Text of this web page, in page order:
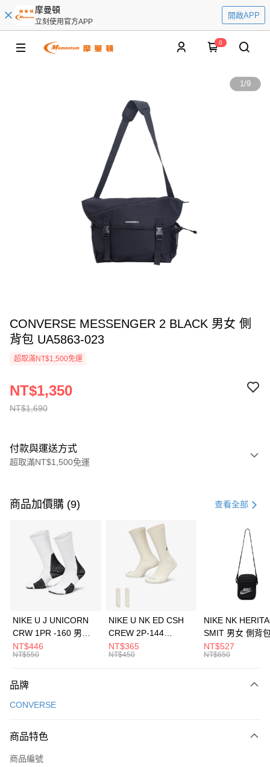
摩曼頓
立刻使用官方APP
開啟APP
0
1/9
CONVERSE MESSENGER 2 BLACK 男女 側
背包 UA5863-023
超取滿NT$1,500免運
NT$1,690
NT$1,350
付款與運送方式
超取滿NT$1,500免運
信用卡一次付款
3 期 0 利率 每期 21家銀行
合作金庫商業銀行
第一商業銀行
華南商業銀行
彰化商業銀行
上海商業儲蓄銀行
元大商業銀行
台灣樂天信用卡公司
Apple Pay
全盈+PAY
AFTEE先享後付
【關於「AFTEE先享後付」】
便利好安心！
３．安心：先確認商品／服務後，再付款。
【「AFTEE先享後付」結帳流程】
運送方式
每筆NT$100，滿NT$1,500(含以上)免運費
宅配
商品加價購 (9) 查看全部
NIKE U J UNICORN
CRW 1PR -160 男女
中統襪 FZ3393100
NT$446
NT$550
NIKE U NK ED CSH
CREW 2P-144
EMBRDY 男女 短統襪
FZ3073133
NT$365
NT$450
NIKE NK
SMIT 男女 側背
BA5871010
NT$527
NT$650
品牌
CONVERSE
商品特色
商品編號